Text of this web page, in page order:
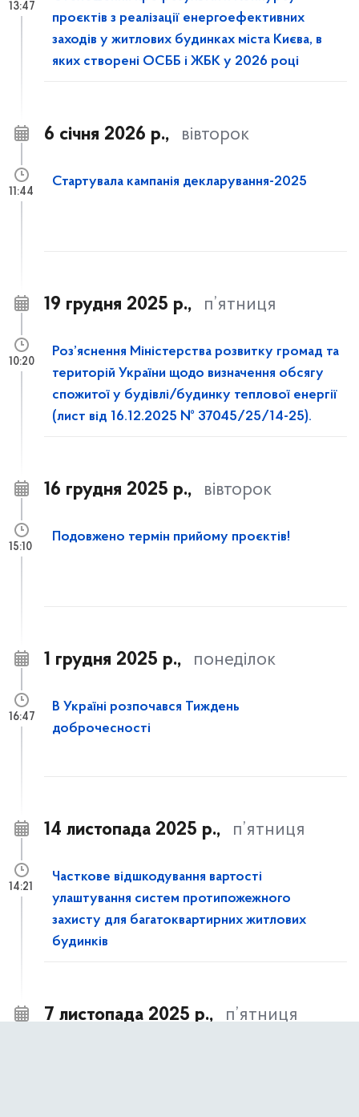
проєктів з реалізації енергоефективних
заходів у житлових будинках міста Києва, в
яких створені ОСББ і ЖБК у 2026 році
13:47
6 січня 2026 р., вівторок
Стартувала кампанія декларування-2025
11:44
19 грудня 2025 р., п’ятниця
Роз’яснення Міністерства розвитку громад та
територій України щодо визначення обсягу
спожитої у будівлі/будинку теплової енергії
(лист від 16.12.2025 № 37045/25/14-25).
10:20
16 грудня 2025 р., вівторок
Подовжено термін прийому проєктів!
15:10
1 грудня 2025 р., понеділок
В Україні розпочався Тиждень
доброчесності
16:47
14 листопада 2025 р., п’ятниця
Часткове відшкодування вартості
улаштування систем протипожежного
захисту для багатоквартирних житлових
будинків
14:21
7 листопада 2025 р., п’ятниця